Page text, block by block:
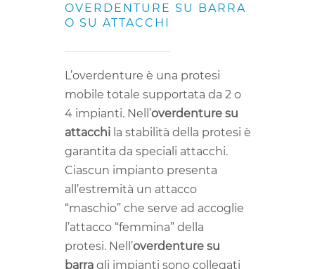
OVERDENTURE SU BARRA
O SU ATTACCHI
L’overdenture è una protesi
mobile totale supportata da 2 o
4 impianti. Nell’overdenture su
attacchi la stabilità della protesi è
garantita da speciali attacchi.
Ciascun impianto presenta
all’estremità un attacco
“maschio” che serve ad accoglie
l’attacco “femmina” della
protesi. Nell’overdenture su
barra gli impianti sono collegati